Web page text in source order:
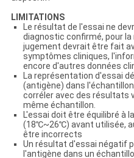
LIMITATIONS
Le résultat de l'essai ne
diagnostic confirmé, pour
jugement devrait être fait
symptômes cliniques,
encore d'autres données
La représentation d'essai
(antigène) dans
corréler avec des résultats
même échantillon.
L'essai doit être équilibré à
(18℃~26℃) avant utilisée,
être incorrects
Un résultat d'essai négatif
l'antigène dans un